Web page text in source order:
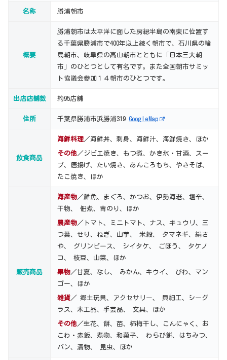
名称 勝浦朝市
概要
勝浦朝市は太平洋に面した房総半島の南東に位置す
る千葉県勝浦市で400年以上続く朝市で、石川県の輪
島朝市、岐阜県の高山朝市とともに「日本三大朝
市」のひとつとして有名です。また全国朝市サミッ
ト協議会参加１４朝市のひとつです。
出店店舗数 約95店舗
住所 千葉県勝浦市浜勝浦319 GoogleMap
飲食商品
海鮮料理 ／海鮮丼、刺身、海鮮汁、海鮮焼き、ほか
その他 ／ジビエ焼き、もつ煮、かき氷・甘酒、スー
プ、唐揚げ、たい焼き、あんころもち、やきそば、
たこ焼き、ほか
販売商品
海産物 ／鮮魚、まぐろ、かつお、伊勢海老、塩辛、
干物、 佃煮、青のり、ほか
農産物 ／トマト、ミニトマト、ナス、キュウリ、三
つ葉、せり、ねぎ、山芋、 米穀、 タマネギ、絹さ
や、 グリンピース、 シイタケ、 ごぼう、 タケノ
コ、 枝豆、山菜、ほか
果物 ／甘夏、なし、 みかん、キウイ、 びわ、マン
ゴー、ほか
雑貨 ／ 郷土玩具、アクセサリー、 貝細工、シーグ
ラス、木工品、手芸品、 文具、ほか
その他 ／生花、餅、苗、柿梅干し、こんにゃく、お
こわ・赤飯、煮物、和菓子、 わらび餅、はちみつ、
パン、漬物、 昆虫、ほか